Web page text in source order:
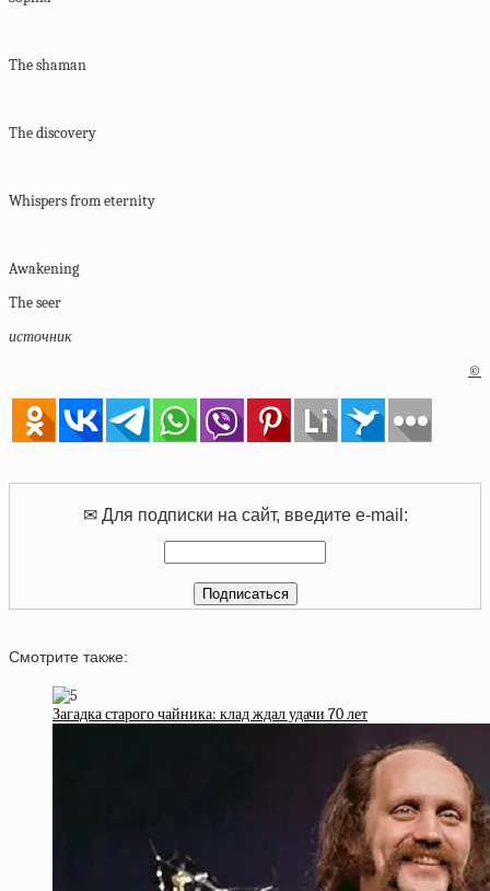
The shaman
The discovery
Whispers from eternity
Awakening
The seer
источник
©
✉ Для подписки на сайт, введите e-mail:
Смотрите также:
Загадка старого чайника: клад ждал удачи 70 лет